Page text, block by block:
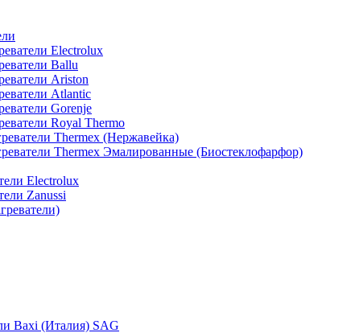
Electrolux
Ballu
Ariston
Atlantic
Gorenje
Royal Thermo
Thermex (Нержавейка)
Thermex Эмалированные (Биостеклофарфор)
Electrolux
Zanussi
Baxi (Италия) SAG